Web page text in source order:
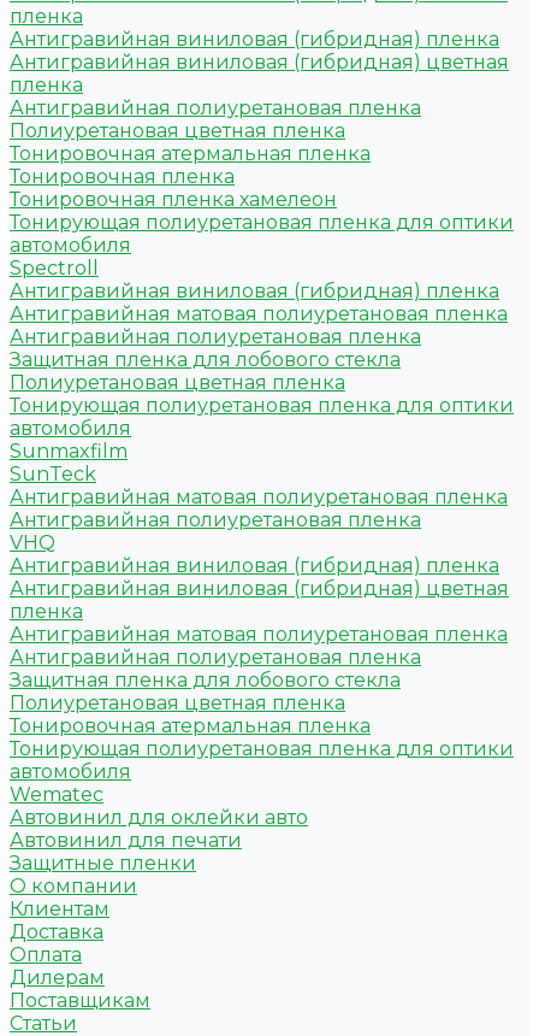
пленка
Антигравийная виниловая (гибридная) пленка
Антигравийная виниловая (гибридная) цветная
пленка
Антигравийная полиуретановая пленка
Полиуретановая цветная пленка
Тонировочная атермальная пленка
Тонировочная пленка
Тонировочная пленка хамелеон
Тонирующая полиуретановая пленка для оптики
автомобиля
Spectroll
Антигравийная виниловая (гибридная) пленка
Антигравийная матовая полиуретановая пленка
Антигравийная полиуретановая пленка
Защитная пленка для лобового стекла
Полиуретановая цветная пленка
Тонирующая полиуретановая пленка для оптики
автомобиля
Sunmaxfilm
SunTeck
Антигравийная матовая полиуретановая пленка
Антигравийная полиуретановая пленка
VHQ
Антигравийная виниловая (гибридная) пленка
Антигравийная виниловая (гибридная) цветная
пленка
Антигравийная матовая полиуретановая пленка
Антигравийная полиуретановая пленка
Защитная пленка для лобового стекла
Полиуретановая цветная пленка
Тонировочная атермальная пленка
Тонирующая полиуретановая пленка для оптики
автомобиля
Wematec
Автовинил для оклейки авто
Автовинил для печати
Защитные пленки
О компании
Клиентам
Доставка
Оплата
Дилерам
Поставщикам
Статьи